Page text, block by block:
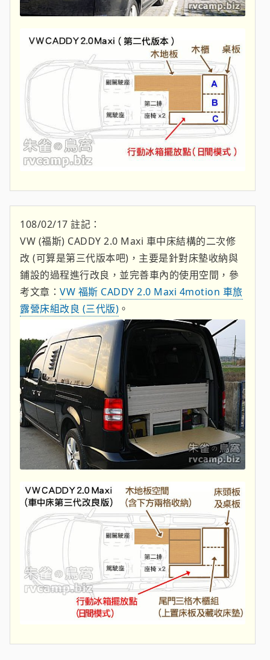
108/02/17 註記：
VW (福斯) CADDY 2.0 Maxi 車中床結構的二次修
改 (可算是第三代版本吧)，主要是針對床墊收納與
鋪設的過程進行改良，並完善車內的使用空間，參
考文章： VW 福斯 CADDY 2.0 Maxi 4motion 車旅
露營床組改良 (三代版) 。